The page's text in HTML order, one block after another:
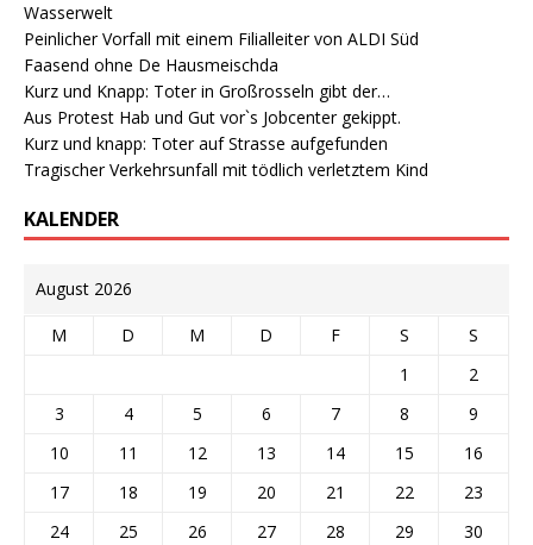
Wasserwelt
Peinlicher Vorfall mit einem Filialleiter von ALDI Süd
Faasend ohne De Hausmeischda
Kurz und Knapp: Toter in Großrosseln gibt der…
Aus Protest Hab und Gut vor`s Jobcenter gekippt.
Kurz und knapp: Toter auf Strasse aufgefunden
Tragischer Verkehrsunfall mit tödlich verletztem Kind
KALENDER
August 2026
M D M D F S
S
1
2
3
4 5 6 7 8
9
10
11 12 13 14 15
16
17
18 19 20 21 22
23
24
25 26 27 28 29
30